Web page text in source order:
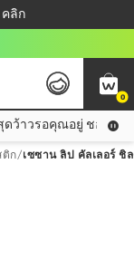
คลิก
10%! 🎉
?
0
ว้าวรอคุณอยู่ ชอปคุ้มก
ติก/เซซาน ลิป คัลเลอร์ ชิ